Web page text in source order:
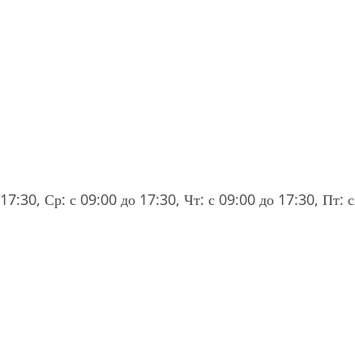
Ср: с 09:00 до 17:30, Чт: с 09:00 до 17:30, Пт: с